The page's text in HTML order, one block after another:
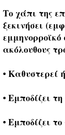
Το χάπι της
ξεκινήσει
εμμηνορροϊκό
ακόλουθους
• Καθυστερεί
• Εμποδίζει
• Εμποδίζει